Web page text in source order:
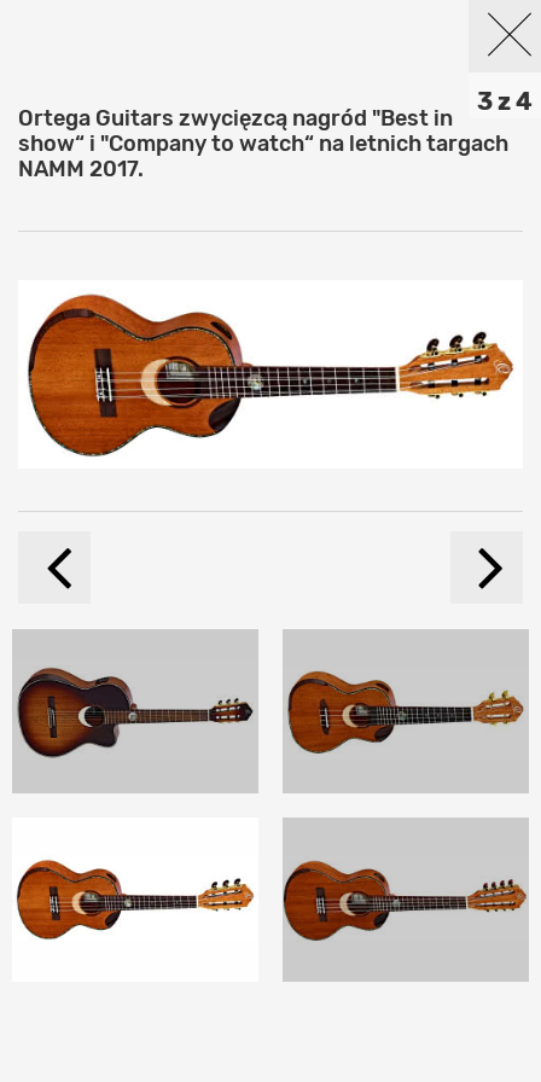
3 z 4
Ortega Guitars zwycięzcą nagród "Best in
show“ i "Company to watch“ na letnich targach
NAMM 2017.